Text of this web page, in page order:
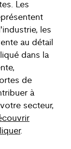
Les
les
au détail
dans la
de
à
secteur,
.